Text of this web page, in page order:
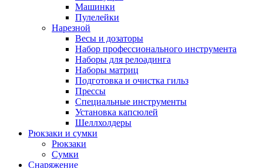
Машинки
Пулелейки
Нарезной
Весы и дозаторы
Набор профессионального инструмента
Наборы для релоадинга
Наборы матриц
Подготовка и очистка гильз
Прессы
Специальные инструменты
Установка капсюлей
Шеллхолдеры
Рюкзаки и сумки
Рюкзаки
Сумки
Снаряжение